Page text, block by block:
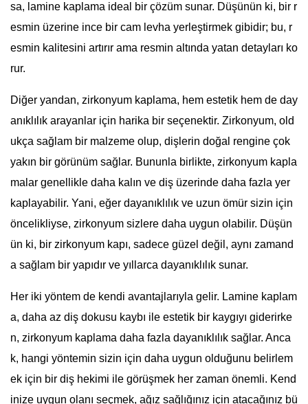
sa, lamine kaplama ideal bir çözüm sunar. Düşünün ki, bir r
esmin üzerine ince bir cam levha yerleştirmek gibidir; bu, r
esmin kalitesini artırır ama resmin altında yatan detayları ko
rur.
Diğer yandan, zirkonyum kaplama, hem estetik hem de day
anıklılık arayanlar için harika bir seçenektir. Zirkonyum, old
ukça sağlam bir malzeme olup, dişlerin doğal rengine çok
yakın bir görünüm sağlar. Bununla birlikte, zirkonyum kapla
malar genellikle daha kalın ve diş üzerinde daha fazla yer
kaplayabilir. Yani, eğer dayanıklılık ve uzun ömür sizin için
öncelikliyse, zirkonyum sizlere daha uygun olabilir. Düşün
ün ki, bir zirkonyum kapı, sadece güzel değil, aynı zamand
a sağlam bir yapıdır ve yıllarca dayanıklılık sunar.
Her iki yöntem de kendi avantajlarıyla gelir. Lamine kaplam
a, daha az diş dokusu kaybı ile estetik bir kaygıyı giderirke
n, zirkonyum kaplama daha fazla dayanıklılık sağlar. Anca
k, hangi yöntemin sizin için daha uygun olduğunu belirlem
ek için bir diş hekimi ile görüşmek her zaman önemli. Kend
inize uygun olanı seçmek, ağız sağlığınız için atacağınız bü